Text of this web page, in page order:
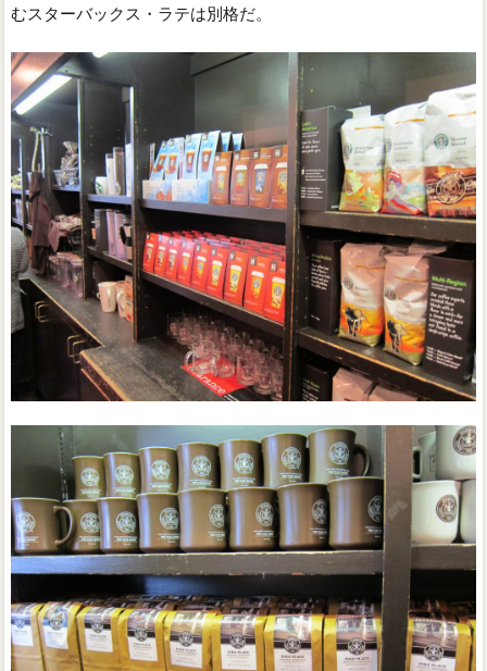
むスターバックス・ラテは別格だ。